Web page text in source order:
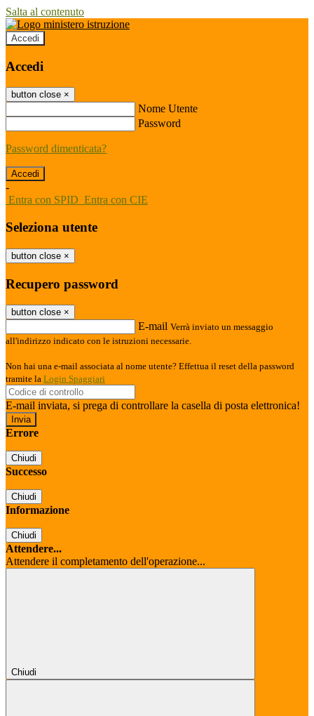
Salta al contenuto
Accedi
Accedi
button close ×
Nome Utente
Password
Password dimenticata?
-
Entra con SPID Entra con CIE
Seleziona utente
button close ×
Recupero password
button close ×
E-mail Verrà inviato un messaggio
all'indirizzo indicato con le istruzioni necessarie.
Non hai una e-mail associata al nome utente? Effettua il reset della password
tramite la Login Spaggiari
E-mail inviata, si prega di controllare la casella di posta elettronica!
Errore
Chiudi
Successo
Chiudi
Informazione
Chiudi
Attendere...
Attendere il completamento dell'operazione...
Chiudi